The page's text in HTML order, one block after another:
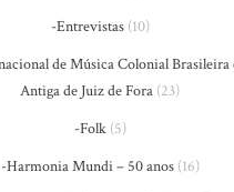
-Entrevistas(10)
de Música Colonial Brasileira
Antiga de Juiz de Fora (23)
-Folk(5)
-Harmonia Mundi – 50 anos(16)